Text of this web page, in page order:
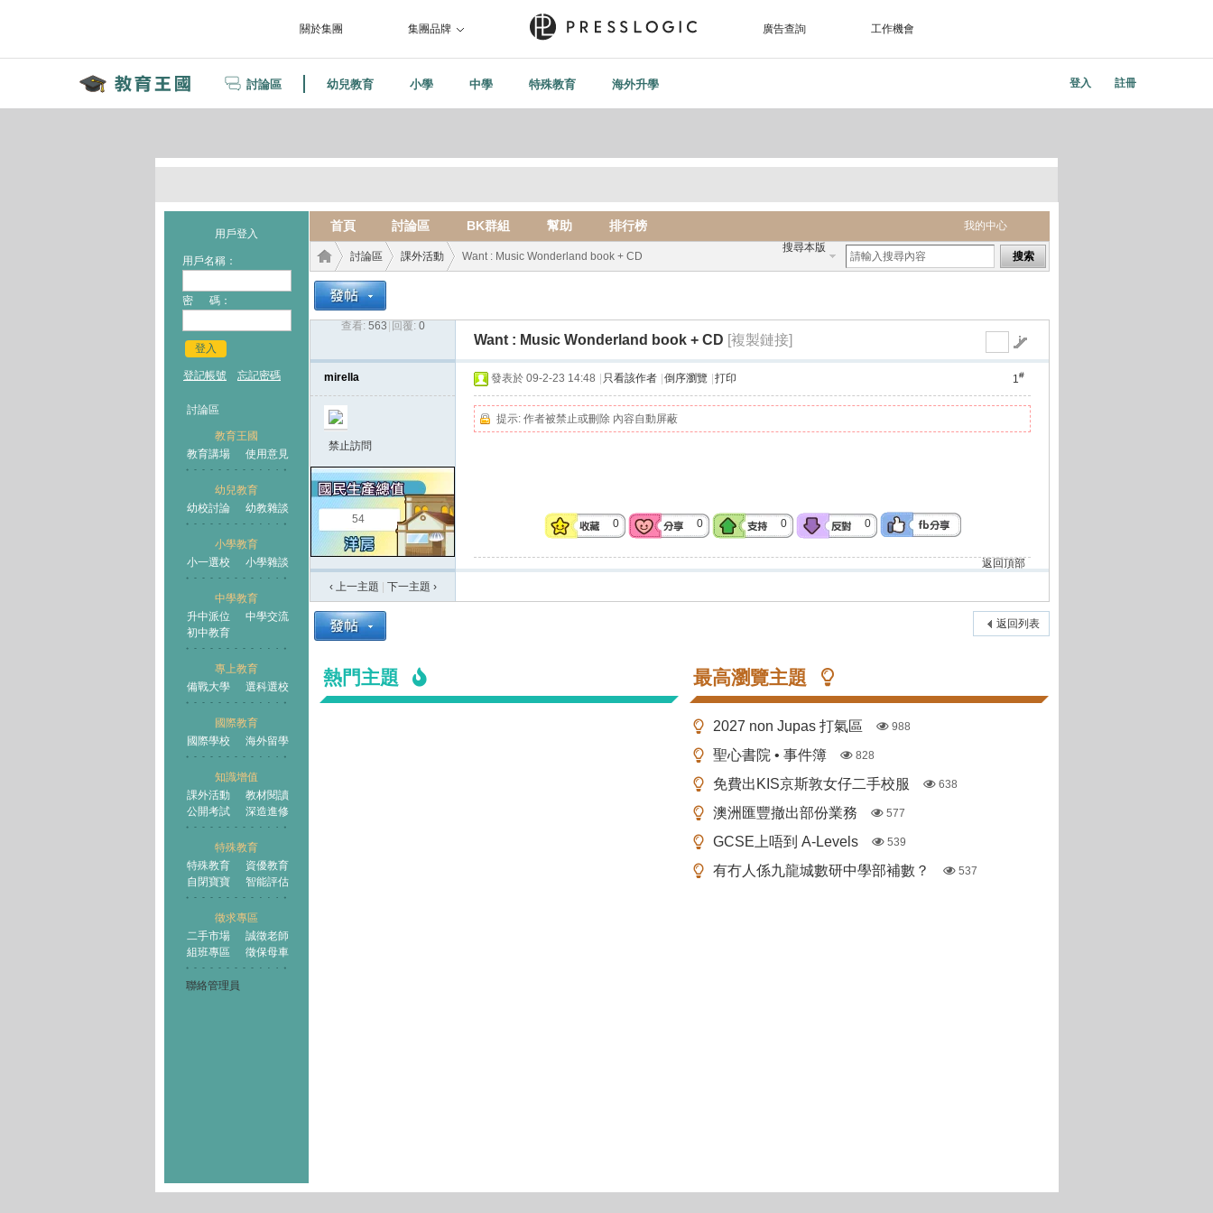
關於集團 集團品牌 廣告查詢 工作機會
討論區 幼兒教育 小學 中學 特殊教育 海外升學 登入 註冊
用戶登入
用戶名稱：
密 碼：
登入
登記帳號 忘記密碼
討論區
教育王國
教育講場
使用意見
幼兒教育
幼校討論
幼教雜談
小學教育
小一選校
小學雜談
中學教育
升中派位
中學交流
初中教育
專上教育
備戰大學
選科選校
國際教育
國際學校
海外留學
知識增值
課外活動
教材閱讀
公開考試
深造進修
特殊教育
特殊教育
資優教育
自閉寶寶
智能評估
徵求專區
二手市場
誠徵老師
組班專區
徵保母車
聯絡管理員
我的中心
首頁 討論區 BK群組 幫助 排行榜
搜尋本版
搜索
王國
討論區
›
課外活動 Want : Music Wonderland book + CD
查看: 563 回覆: 0
Want : Music Wonderland book + CD [複製鏈接]
mirella
禁止訪問
54
1#
發表於 09-2-23 14:48 只看該作者 倒序瀏覽 打印
提示: 作者被禁止或刪除 內容自動屏蔽
0 0 0 0
返回頂部
‹ 上一主題
下一主題 ›
返回列表
熱門主題 最高瀏覽主題
2027 non Jupas 打氣區 988
聖心書院 • 事件簿 828
免費出KIS京斯敦女仔二手校服 638
澳洲匯豐撤出部份業務 577
GCSE上唔到 A-Levels 539
有冇人係九龍城數研中學部補數？ 537